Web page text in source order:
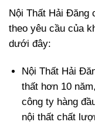
Nội Thất Hải Đăng
theo yêu cầu của
dưới đây:
Nội Thất Hải
thất hơn 10
công ty hàng
nội thất chất